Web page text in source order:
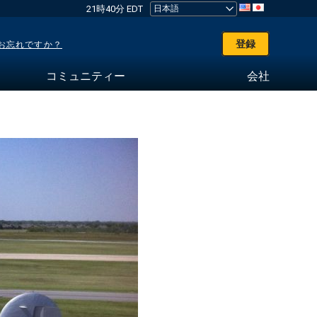
21時40分 EDT
忘れですか？ 登録
コミュニティー 会社